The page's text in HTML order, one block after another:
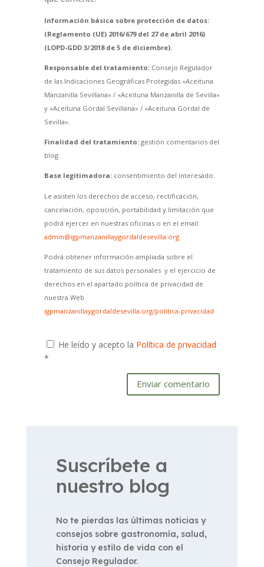
Información básica sobre protección de datos:
(Reglamento (UE) 2016/679 del 27 de abril 2016)
(LOPD-GDD 3/2018 de 5 de diciembre).
Responsable del tratamiento:Consejo Regulador
de las Indicaciones Geográficas Protegidas «Aceituna
Manzanilla Sevillana» / «Aceituna Manzanilla de Sevilla»
y «Aceituna Gordal Sevillana» / «Aceituna Gordal de
Sevilla».
Finalidad del tratamiento:gestión comentarios del
blog.
Base legitimadora:consentimiento del interesado.
Le asisten los derechos de acceso, rectificación,
cancelación, oposición, portabilidad y limitación que
podrá ejercer en nuestras oficinas o en el email:
admin@igpmanzanillaygordaldesevilla.org
Podrá obtener información ampliada sobre el
tratamiento de sus datos personales y el ejercicio de
derechos en el apartado política de privacidad de
nuestra Web
igpmanzanillaygordaldesevilla.org/politica-privacidad
He leído y acepto la Política de privacidad
*
Enviar comentario
Suscríbete a
nuestro blog
No te pierdas las últimas noticias y
consejos sobre gastronomía, salud,
historia y estilo de vida con el
Consejo Regulador.